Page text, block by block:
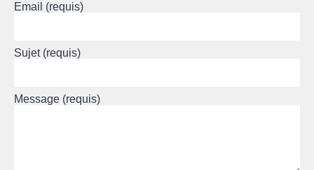
Email (requis)
Sujet (requis)
Message (requis)